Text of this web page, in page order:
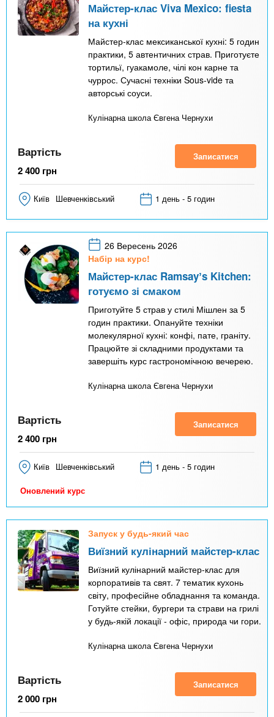
Майстер-клас Viva Mexico: fiesta
на кухні
Майстер-клас мексиканської кухні: 5 годин
практики, 5 автентичних страв. Приготуєте
тортильї, гуакамоле, чілі кон карне та
чуррос. Сучасні техніки Sous-vide та
авторські соуси.
Кулінарна школа Євгена Чернухи
Вартість
2 400 грн
Записатися
Київ Шевченківський 1 день - 5 годин
26 Вересень 2026
Набір на курс!
Майстер-клас Ramsayʼs Kitchen:
готуємо зі смаком
Приготуйте 5 страв у стилі Мішлен за 5
годин практики. Опануйте техніки
молекулярної кухні: конфі, пате, граніту.
Працюйте зі складними продуктами та
завершіть курс гастрономічною вечерею.
Кулінарна школа Євгена Чернухи
Вартість
2 400 грн
Записатися
Київ Шевченківський 1 день - 5 годин
Оновлений курс
Запуск у будь-який час
Виїзний кулінарний майстер-клас
Виїзний кулінарний майстер-клас для
корпоративів та свят. 7 тематик кухонь
світу, професійне обладнання та команда.
Готуйте стейки, бургери та страви на грилі
у будь-якій локації - офіс, природа чи гори.
Кулінарна школа Євгена Чернухи
Вартість
2 000 грн
Записатися